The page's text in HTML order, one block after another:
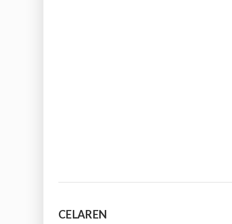
CELAREN